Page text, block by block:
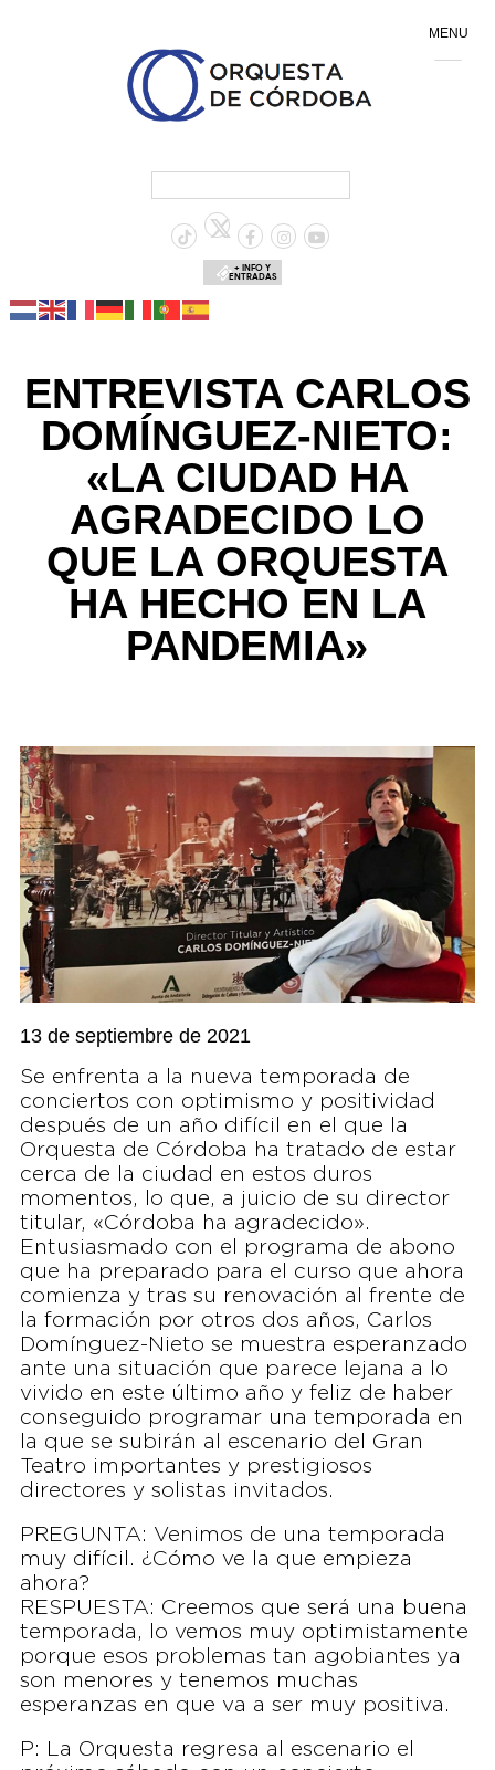
+ INFO Y
ENTRADAS
ENTREVISTA CARLOS
DOMÍNGUEZ-NIETO:
«LA CIUDAD HA
AGRADECIDO LO
QUE LA ORQUESTA
HA HECHO EN LA
PANDEMIA»
13 de septiembre de 2021
Se enfrenta a la nueva temporada de
conciertos con optimismo y positividad
después de un año difícil en el que la
Orquesta de Córdoba ha tratado de estar
cerca de la ciudad en estos duros
momentos, lo que, a juicio de su director
titular, «Córdoba ha agradecido».
Entusiasmado con el programa de abono
que ha preparado para el curso que ahora
comienza y tras su renovación al frente de
la formación por otros dos años, Carlos
Domínguez-Nieto se muestra esperanzado
ante una situación que parece lejana a lo
vivido en este último año y feliz de haber
conseguido programar una temporada en
la que se subirán al escenario del Gran
Teatro importantes y prestigiosos
directores y solistas invitados.
PREGUNTA: Venimos de una temporada
muy difícil. ¿Cómo ve la que empieza
ahora?
RESPUESTA: Creemos que será una buena
temporada, lo vemos muy optimistamente
porque esos problemas tan agobiantes ya
son menores y tenemos muchas
esperanzas en que va a ser muy positiva.
P: La Orquesta regresa al escenario el
MENU